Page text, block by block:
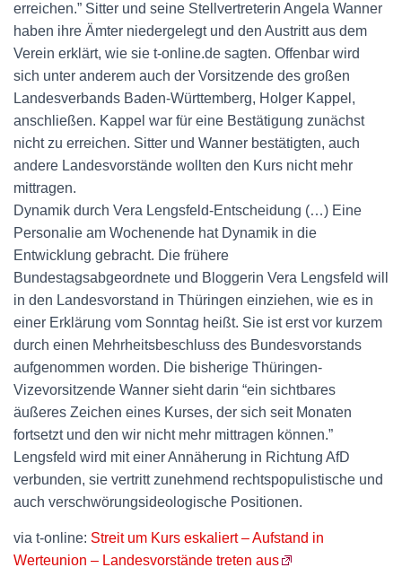
erreichen.” Sitter und seine Stellvertreterin Angela Wanner
haben ihre Ämter niedergelegt und den Austritt aus dem
Verein erklärt, wie sie t-online.de sagten. Offenbar wird
sich unter anderem auch der Vorsitzende des großen
Landesverbands Baden-Württemberg, Holger Kappel,
anschließen. Kappel war für eine Bestätigung zunächst
nicht zu erreichen. Sitter und Wanner bestätigten, auch
andere Landesvorstände wollten den Kurs nicht mehr
mittragen.
Dynamik durch Vera Lengsfeld-Entscheidung (…) Eine
Personalie am Wochenende hat Dynamik in die
Entwicklung gebracht. Die frühere
Bundestagsabgeordnete und Bloggerin Vera Lengsfeld will
in den Landesvorstand in Thüringen einziehen, wie es in
einer Erklärung vom Sonntag heißt. Sie ist erst vor kurzem
durch einen Mehrheitsbeschluss des Bundesvorstands
aufgenommen worden. Die bisherige Thüringen-
Vizevorsitzende Wanner sieht darin “ein sichtbares
äußeres Zeichen eines Kurses, der sich seit Monaten
fortsetzt und den wir nicht mehr mittragen können.”
Lengsfeld wird mit einer Annäherung in Richtung AfD
verbunden, sie vertritt zunehmend rechtspopulistische und
auch verschwörungsideologische Positionen.
via t-online: Streit um Kurs eskaliert – Aufstand in
Werteunion – Landesvorstände treten aus